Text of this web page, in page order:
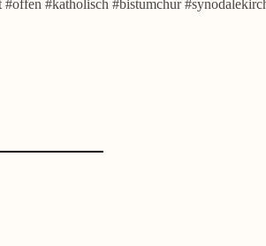
#katholisch #bistumchur